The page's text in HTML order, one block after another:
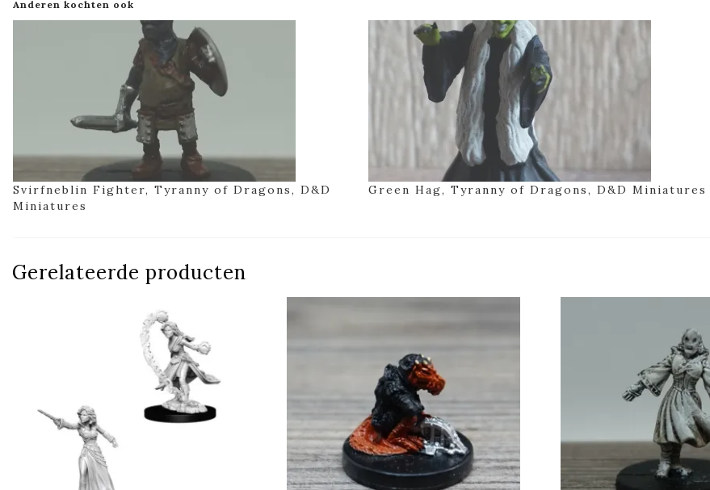
Anderen kochten ook
Svirfneblin Fighter, Tyranny of Dragons, D&D
Miniatures
Green Hag, Tyranny of Dragons, D&D Miniatures
Gerelateerde producten